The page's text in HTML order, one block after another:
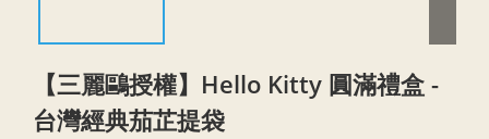
【三麗鷗授權】Hello Kitty 圓滿禮盒 -
台灣經典茄芷提袋